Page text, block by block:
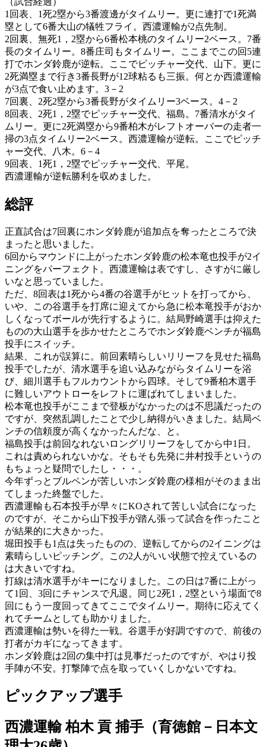
1回表、1死2塁から3番渡邊がタイムリー。更に連打で1死満
塁として6番大山の犠牲フライ。西濃運輸が2点先制。
2回裏、無死1，2塁から6番松本桃のタイムリー2ベース。7番
長のタイムリー。8番庄司もタイムリー。ここまでこの回5連
打でホンダ鈴鹿が逆転。ここでピッチャー交代、山下。更に
2死満塁まで行き3番長野が12球粘るも三振。何とか西濃運輸
が3点で食い止めます。3－2
7回裏、2死2塁から3番長野がタイムリー3ベース。4－2
8回表、2死1，2塁でピッチャー交代、福島。7番清水がタイ
ムリー。更に2死満塁から9番柏木がレフトオーバーの走者一
掃の3点タイムリー2ベース。西濃運輸が逆転。ここでピッチ
ャー交代、八木。6－4
9回表、1死1，2塁でピッチャー交代、平尾。
西濃運輸が逆転勝利を収めました。
総評
正直試合は7回裏にホンダ鈴鹿が追加点を奪ったところで決
まったと思いました。
6回からマウンドに上がったホンダ鈴鹿の松本竜也投手が2イ
ニングをパーフェクト。西濃運輸は表ですし、さすがに厳し
いなと思っていました。
ただ、8回表は1死から4番の谷選手がヒットを打ってから、
いや、この谷選手を打席に迎えてから急に松本竜投手がおか
しくなってボールが先行するように。結局野崎選手は抑えた
ものの大山選手を歩かせたところでホンダ鈴鹿ベンチが福島
投手にスイッチ。
結果、これが誤算に。前回素晴らしいリリーフを見せた福島
投手でしたが、清水選手を追い込みながらタイムリーを浴
び、細川選手もフルカウントから四球。そして9番柏木選手
に難しいアウトローをレフトに運ばれてしまいました。
松本竜也投手がここまで登板がなかったのは不思議だったの
ですが、突然乱調したことで少し納得がいきました。結局ベ
ンチの信頼度が高くなかったんだな、と。
福島投手は前回なれないロングリリーフをしてから中1日。
これは責められないかな。そもそも先発に井村投手というの
もちょっと疑問でしたし・・・。
今年ずっとブルペンが苦しいホンダ鈴鹿の様相がそのまま出
てしまった終盤でした。
西濃運輸も石本投手が早々にKOされて苦しい試合になった
のですが、そこから山下投手が踏ん張って試合を作ったこと
が結果的に大きかった。
堀田投手も1点は失ったものの、逆転してからの2イニングは
素晴らしいピッチング。この2人がいい状態で控えているの
は大きいですね。
打線は清水選手がキーになりました。この日は7番に上がっ
て1回、3回にチャンスで凡退。同じ2死1，2塁という場面で8
回にもう一度回ってきてここでタイムリー。期待に応えてく
れてチームとしても助かりました。
西濃運輸は勢いを得た一戦。谷選手が好調ですので、前後の
打者がカギになってきます。
ホンダ鈴鹿は2回の集中打は見事だったのですが、やはり投
手陣が不安。打撃陣で点を取っていくしかないですね。
ピックアップ選手
西濃運輸 柏木 貢 捕手（育徳館－日本文